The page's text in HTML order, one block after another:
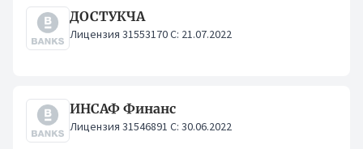
ДОСТУКЧА
Лицензия 31553170 С: 21.07.2022
ИНСАФ Финанс
Лицензия 31546891 С: 30.06.2022